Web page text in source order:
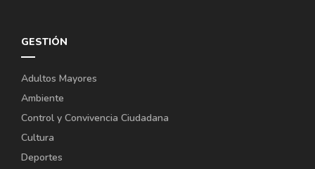
GESTIÓN
Adultos Mayores
Ambiente
Control y Convivencia Ciudadana
Cultura
Deportes